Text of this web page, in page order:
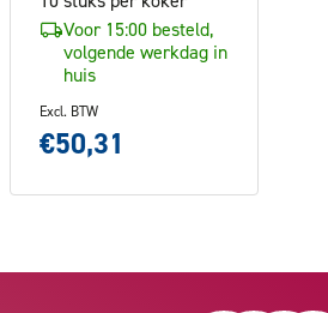
Voor 15:00 besteld,
volgende werkdag in
huis
Excl. BTW
€50,31